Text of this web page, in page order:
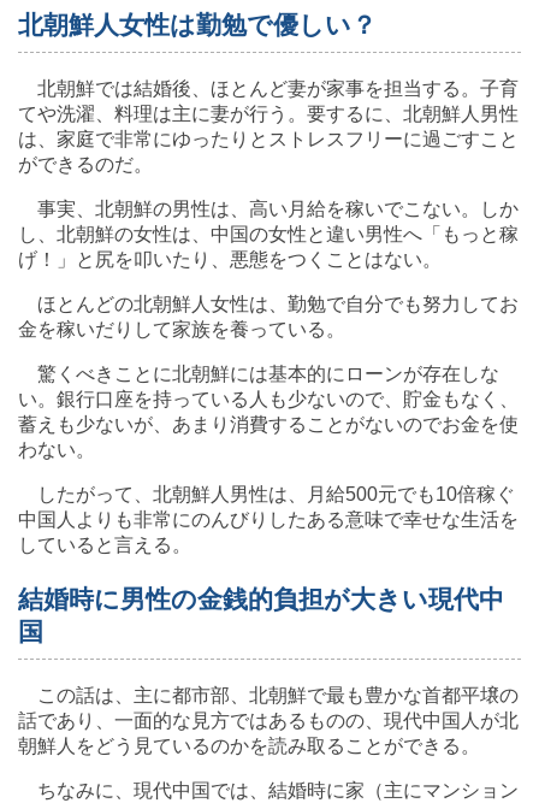
北朝鮮人女性は勤勉で優しい？
北朝鮮では結婚後、ほとんど妻が家事を担当する。子育
てや洗濯、料理は主に妻が行う。要するに、北朝鮮人男性
は、家庭で非常にゆったりとストレスフリーに過ごすこと
ができるのだ。
事実、北朝鮮の男性は、高い月給を稼いでこない。しか
し、北朝鮮の女性は、中国の女性と違い男性へ「もっと稼
げ！」と尻を叩いたり、悪態をつくことはない。
ほとんどの北朝鮮人女性は、勤勉で自分でも努力してお
金を稼いだりして家族を養っている。
驚くべきことに北朝鮮には基本的にローンが存在しな
い。銀行口座を持っている人も少ないので、貯金もなく、
蓄えも少ないが、あまり消費することがないのでお金を使
わない。
したがって、北朝鮮人男性は、月給500元でも10倍稼ぐ
中国人よりも非常にのんびりしたある意味で幸せな生活を
していると言える。
結婚時に男性の金銭的負担が大きい現代中
国
この話は、主に都市部、北朝鮮で最も豊かな首都平壌の
話であり、一面的な見方ではあるものの、現代中国人が北
朝鮮人をどう見ているのかを読み取ることができる。
ちなみに、現代中国では、結婚時に家（主にマンション